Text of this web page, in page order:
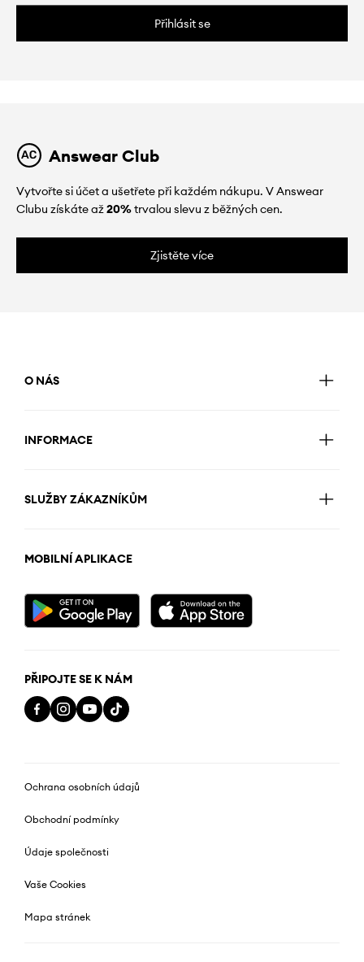
Přihlásit se
Answear Club
Vytvořte si účet a ušetřete při každém nákupu. V Answear
Clubu získáte až20%trvalou slevu z běžných cen.
Zjistěte více
O NÁS
INFORMACE
SLUŽBY ZÁKAZNÍKŮM
MOBILNÍ APLIKACE
PŘIPOJTE SE K NÁM
Ochrana osobních údajů
Obchodní podmínky
Údaje společnosti
Vaše Cookies
Mapa stránek